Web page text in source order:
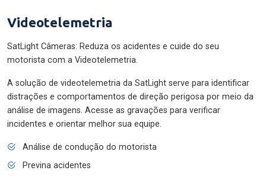
Videotelemetria
SatLight Câmeras: Reduza os acidentes e cuide do seu
motorista com a Videotelemetria.
A solução de videotelemetria da SatLight serve para identificar
distrações e comportamentos de direção perigosa por meio da
análise de imagens. Acesse as gravações para verificar
incidentes e orientar melhor sua equipe.
Análise de condução do motorista
Previna acidentes